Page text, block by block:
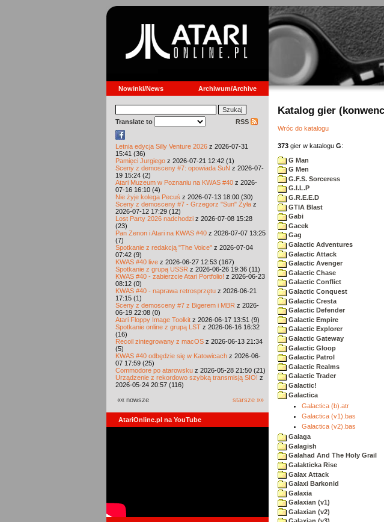
Nowinki/News Archiwum/Archive
Translate to RSS
Letnia edycja Silly Venture 2026 z 2026-07-31
15:41 (36)
Pamięci Jurgiego z 2026-07-21 12:42 (1)
Sceny z demosceny #7: opowiada SuN z 2026-07-
19 15:24 (2)
Atari Muzeum w Poznaniu na KWAS #40 z 2026-
07-16 16:10 (4)
Nie żyje kolega Pecuś z 2026-07-13 18:00 (30)
Sceny z demosceny #7 - Grzegorz "Sun" Żyła z
2026-07-12 17:29 (12)
Lost Party 2026 nadchodzi z 2026-07-08 15:28
(23)
Pan Zenon i Atari na KWAS #40 z 2026-07-07 13:25
(7)
Spotkanie z redakcją "The Voice" z 2026-07-04
07:42 (9)
KWAS #40 live z 2026-06-27 12:53 (167)
Spotkanie z grupą USSR z 2026-06-26 19:36 (11)
KWAS #40 - zabierzcie Atari Portfolio! z 2026-06-23
08:12 (0)
KWAS #40 - naprawa retrosprzętu z 2026-06-21
17:15 (1)
Sceny z demosceny #7 z Bigerem i MBR z 2026-
06-19 22:08 (0)
Atari Floppy Image Toolkit z 2026-06-17 13:51 (9)
Spotkanie online z grupą LST z 2026-06-16 16:32
(16)
Recoil zintegrowany z macOS z 2026-06-13 21:34
(5)
KWAS #40 odbędzie się w Katowicach z 2026-06-
07 17:59 (25)
Commodore po atarowsku z 2026-05-28 21:50 (21)
Urządzenie z rekordowo szybką transmisją SIO! z
2026-05-24 20:57 (116)
«« nowsze starsze »»
AtariOnline.pl na YouTube
Katalog gier
Wróc do katalogu
373 gier w katalogu G:
G Man
G Men
G.F.S. Sorceress
G.I.L.P
G.R.E.E.D
GTIA Blast
Gabi
Gacek
Gag
Galactic Adventures
Galactic Attack
Galactic Avenger
Galactic Chase
Galactic Conflict
Galactic Conquest
Galactic Cresta
Galactic Defender
Galactic Empire
Galactic Explorer
Galactic Gateway
Galactic Gloop
Galactic Patrol
Galactic Realms
Galactic Trader
Galactic!
Galactica
Galactica (b).atr
Galactica (v1).bas
Galactica (v2).bas
Galaga
Galagish
Galahad And The Holy Grail
Galakticka Rise
Galax Attack
Galaxi Barkonid
Galaxia
Galaxian (v1)
Galaxian (v2)